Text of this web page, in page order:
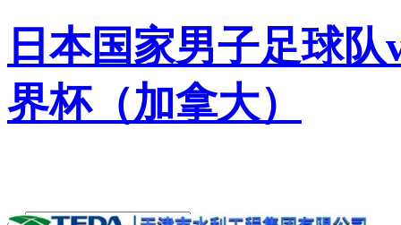
日本国家男子足球
界杯（加拿大）